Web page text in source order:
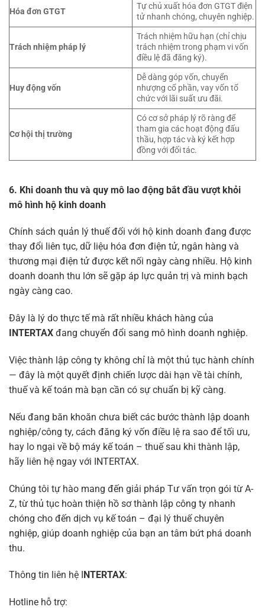
Hóa đơn GTGT
Tự chủ xuất hóa đơn GTGT điện
tử nhanh chóng, chuyên nghiệp.
Trách nhiệm pháp lý
Trách nhiệm hữu hạn (chỉ chịu
trách nhiệm trong phạm vi vốn
điều lệ đã đăng ký).
Huy động vốn
Dễ dàng góp vốn, chuyển
nhượng cổ phần, vay vốn tổ
chức với lãi suất ưu đãi.
Cơ hội thị trường
Có cơ sở pháp lý rõ ràng để
tham gia các hoạt động đấu
thầu, hợp tác và ký kết hợp
đồng với đối tác.
6. Khi doanh thu và quy mô lao động bắt đầu vượt khỏi
mô hình hộ kinh doanh
Chính sách quản lý thuế đối với hộ kinh doanh đang được
thay đổi liên tục, dữ liệu hóa đơn điện tử, ngân hàng và
thương mại điện tử được kết nối ngày càng nhiều. Hộ kinh
doanh doanh thu lớn sẽ gặp áp lực quản trị và minh bạch
ngày càng cao.
Đây là lý do thực tế mà rất nhiều khách hàng của
INTERTAX đang chuyển đổi sang mô hình doanh nghiệp.
Việc thành lập công ty không chỉ là một thủ tục hành chính
— đây là một quyết định chiến lược dài hạn về tài chính,
thuế và kế toán mà bạn cần có sự chuẩn bị kỹ càng.
Nếu đang băn khoăn chưa biết các bước thành lập doanh
nghiệp/công ty, cách đăng ký vốn điều lệ ra sao để tối ưu,
hay lo ngại về bộ máy kế toán – thuế sau khi thành lập,
hãy liên hệ ngay với INTERTAX.
Chúng tôi tự hào mang đến giải pháp Tư vấn trọn gói từ A-
Z, từ thủ tục hoàn thiện hồ sơ thành lập công ty nhanh
chóng cho đến dịch vụ kế toán – đại lý thuế chuyên
nghiệp, giúp doanh nghiệp của bạn an tâm bứt phá doanh
thu.
Thông tin liên hệ I NTERTAX:
Hotline hỗ trợ: